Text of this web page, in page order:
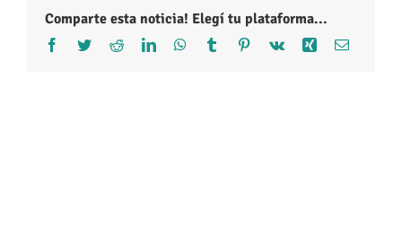
Comparte esta noticia! Elegí tu plataforma...
Facebook
TwitterRedditLinkedInWhatsApp
Tumblr Pinterest
Vk Xing Correo